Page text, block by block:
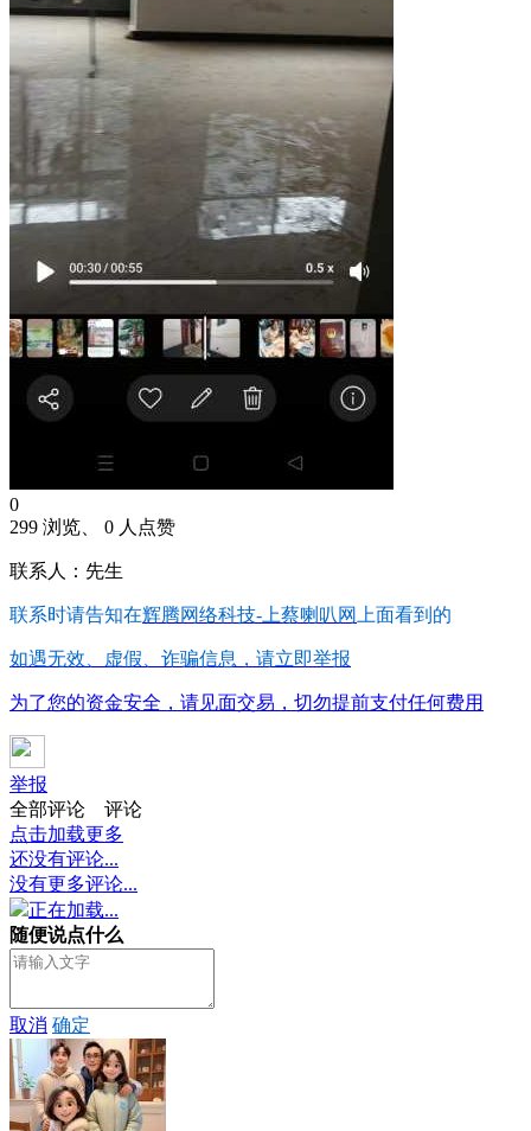
0
299 浏览、 0 人点赞
联系人：先生
联系时请告知在辉腾网络科技-上蔡喇叭网 上面看到的
如遇无效、虚假、诈骗信息，请立即举报
为了您的资金安全，请见面交易，切勿提前支付任何费用
举报
全部评论
评论
点击加载更多
还没有评论...
没有更多评论...
正在加载...
随便说点什么
取消 确定